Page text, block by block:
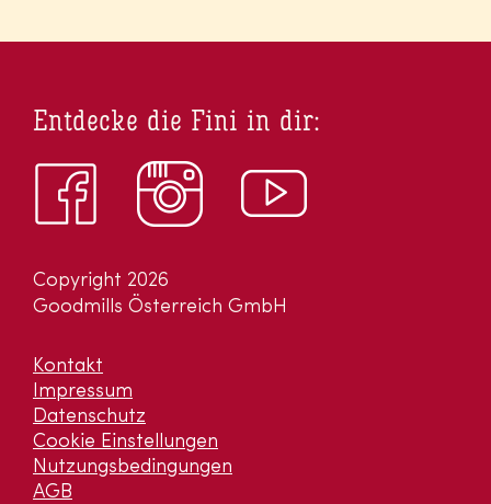
Copyright 2026
Goodmills Österreich GmbH
Kontakt
Impressum
Datenschutz
Cookie Einstellungen
Nutzungsbedingungen
AGB
Entdecke die Fini in dir: